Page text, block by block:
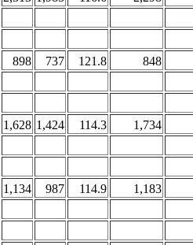
898 737 121.8 848
1,628 1,424 114.3 1,734
1,134 987 114.9 1,183